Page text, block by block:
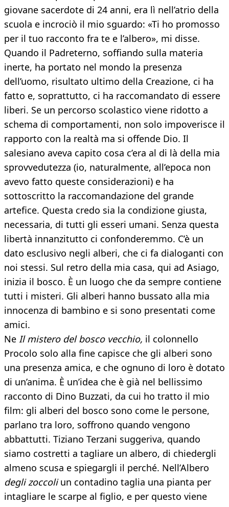
giovane sacerdote di 24 anni, era lì nell’atrio della
scuola e incrociò il mio sguardo: «Ti ho promosso
per il tuo racconto fra te e l’albero», mi disse.
Quando il Padreterno, soffiando sulla materia
inerte, ha portato nel mondo la presenza
dell’uomo, risultato ultimo della Creazione, ci ha
fatto e, soprattutto, ci ha raccomandato di essere
liberi. Se un percorso scolastico viene ridotto a
schema di comportamenti, non solo impoverisce il
rapporto con la realtà ma si offende Dio. Il
salesiano aveva capito cosa c’era al di là della mia
sprovvedutezza (io, naturalmente, all’epoca non
avevo fatto queste considerazioni) e ha
sottoscritto la raccomandazione del grande
artefice. Questa credo sia la condizione giusta,
necessaria, di tutti gli esseri umani. Senza questa
libertà innanzitutto ci confonderemmo. C’è un
dato esclusivo negli alberi, che ci fa dialoganti con
noi stessi. Sul retro della mia casa, qui ad Asiago,
inizia il bosco. È un luogo che da sempre contiene
tutti i misteri. Gli alberi hanno bussato alla mia
innocenza di bambino e si sono presentati come
amici.
Ne Il mistero del bosco vecchio, il colonnello
Procolo solo alla fine capisce che gli alberi sono
una presenza amica, e che ognuno di loro è dotato
di un’anima. È un’idea che è già nel bellissimo
racconto di Dino Buzzati, da cui ho tratto il mio
film: gli alberi del bosco sono come le persone,
parlano tra loro, soffrono quando vengono
abbattutti. Tiziano Terzani suggeriva, quando
siamo costretti a tagliare un albero, di chiedergli
almeno scusa e spiegargli il perché. Nell’Albero
degli zoccoliun contadino taglia una pianta per
intagliare le scarpe al figlio, e per questo viene